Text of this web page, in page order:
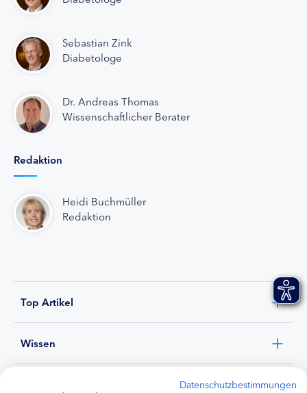
Sebastian Zink
Diabetologe
Dr. Andreas Thomas
Wissenschaftlicher Berater
Redaktion
Heidi Buchmüller
Redaktion
Top Artikel
Wissen
Datenschutzbestimmungen